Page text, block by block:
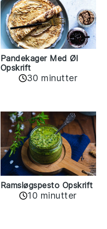
Pandekager Med Øl
Opskrift
30 minutter
Ramsløgspesto Opskrift
10 minutter